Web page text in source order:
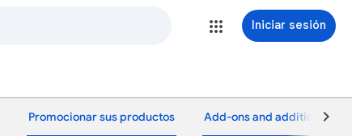
Iniciar sesión
Promocionar sus productos Add-ons and additional